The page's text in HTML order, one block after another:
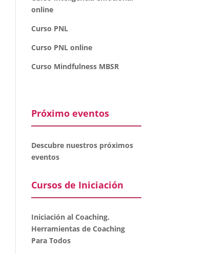
online
Curso PNL
Curso PNL online
Curso Mindfulness MBSR
Próximo eventos
Descubre nuestros próximos
eventos
Cursos de Iniciación
Iniciación al Coaching.
Herramientas de Coaching
Para Todos